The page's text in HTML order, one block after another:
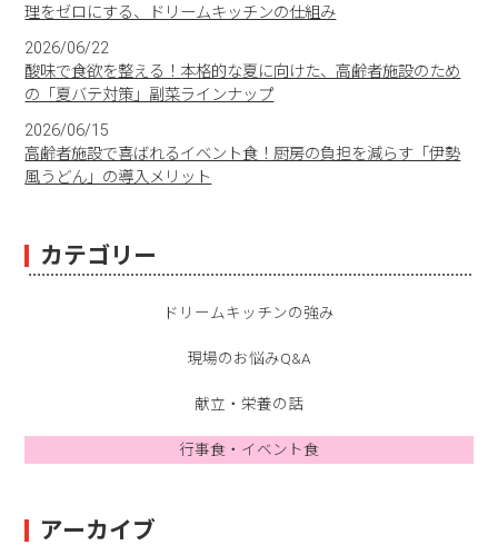
理をゼロにする、ドリームキッチンの仕組み
2026/06/22
酸味で食欲を整える！本格的な夏に向けた、高齢者施設のため
の「夏バテ対策」副菜ラインナップ
2026/06/15
高齢者施設で喜ばれるイベント食！厨房の負担を減らす「伊勢
風うどん」の導入メリット
カテゴリー
ドリームキッチンの強み
現場のお悩みQ&A
献立・栄養の話
行事食・イベント食
アーカイブ